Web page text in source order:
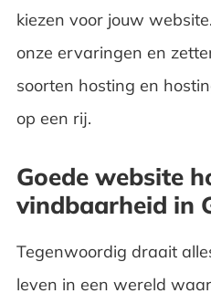
kiezen voor jouw
onze ervaringen en
soorten hosting en
op een rij.
Goede website
vindbaarheid in
Tegenwoordig draait
leven in een wereld